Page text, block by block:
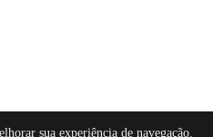
sua experiência de navegação.